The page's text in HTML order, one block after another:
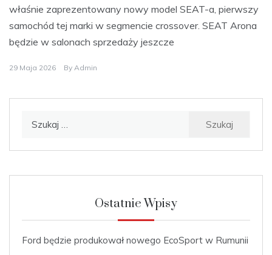
właśnie zaprezentowany nowy model SEAT-a, pierwszy
samochód tej marki w segmencie crossover. SEAT Arona
będzie w salonach sprzedaży jeszcze
29 Maja 2026 By Admin
Ostatnie Wpisy
Ford będzie produkował nowego EcoSport w Rumunii